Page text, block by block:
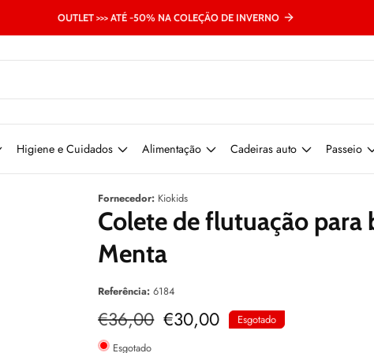
OUTLET >>> ATÉ -50% NA COLEÇÃO DE INVERNO
Higiene e Cuidados Alimentação Cadeiras auto Passeio
Fornecedor: Kiokids
Colete de flutuação para
Menta
Referência: 6184
Preço
normal
€36,00 Preço
de
€30,00
Esgotado
Esgotado